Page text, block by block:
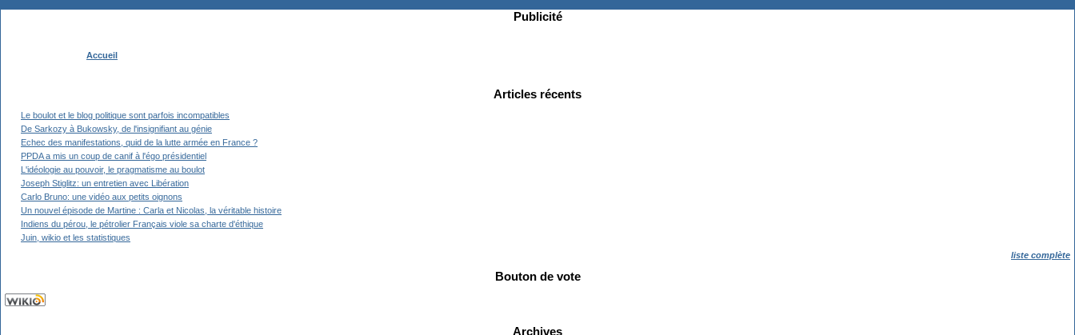
Publicité
Accueil
Articles récents
Le boulot et le blog politique sont parfois incompatibles
De Sarkozy à Bukowsky, de l'insignifiant au génie
Echec des manifestations, quid de la lutte armée en France ?
PPDA a mis un coup de canif à l'égo présidentiel
L'idéologie au pouvoir, le pragmatisme au boulot
Joseph Stiglitz: un entretien avec Libération
Carlo Bruno: une vidéo aux petits oignons
Un nouvel épisode de Martine : Carla et Nicolas, la véritable histoire
Indiens du pérou, le pétrolier Français viole sa charte d'éthique
Juin, wikio et les statistiques
liste complète
Bouton de vote
Archives